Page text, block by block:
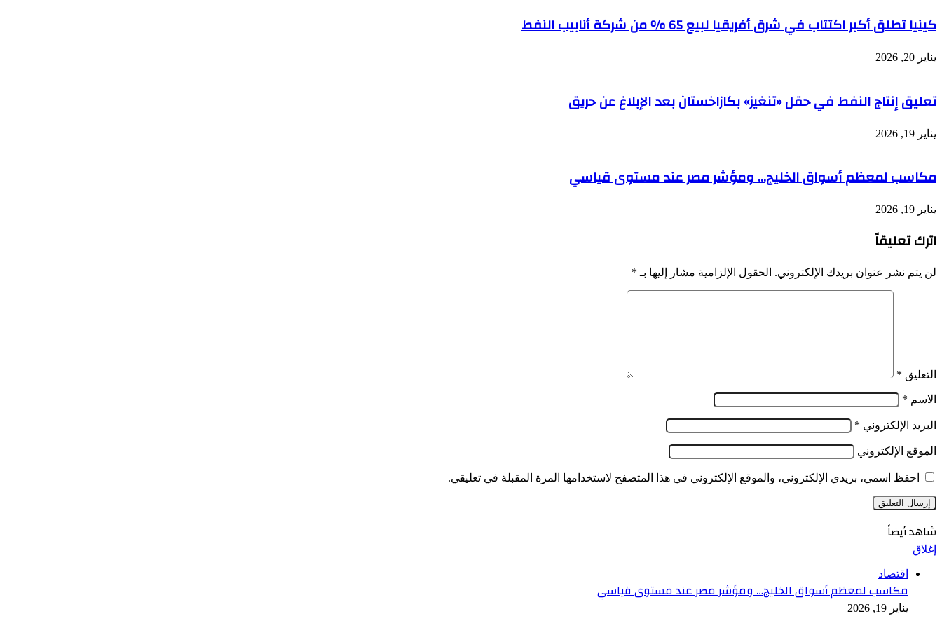
كينيا تطلق أكبر اكتتاب في شرق أفريقيا لبيع 65 % من شركة أنابيب النفط
يناير 20, 2026
تعليق إنتاج النفط في حقل «تنغيز» بكازاخستان بعد الإبلاغ عن حريق
يناير 19, 2026
مكاسب لمعظم أسواق الخليج… ومؤشر مصر عند مستوى قياسي
يناير 19, 2026
اترك تعليقاً
لن يتم نشر عنوان بريدك الإلكتروني. الحقول الإلزامية مشار إليها بـ *
التعليق *
الاسم *
البريد الإلكتروني *
الموقع الإلكتروني
احفظ اسمي، بريدي الإلكتروني، والموقع الإلكتروني في هذا المتصفح لاستخدامها المرة المقبلة في تعليقي.
شاهد أيضاً
إغلاق
اقتصاد
مكاسب لمعظم أسواق الخليج… ومؤشر مصر عند مستوى قياسي
يناير 19, 2026